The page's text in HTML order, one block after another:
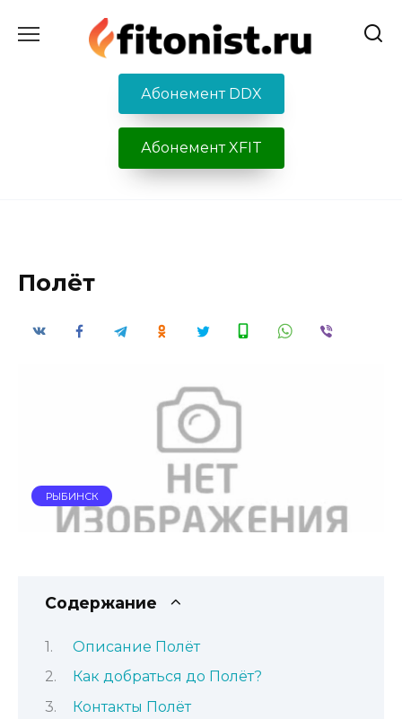
содержанию
Абонемент DDX
Абонемент XFIT
Полёт
РЫБИНСК
Содержание
Описание Полёт
Как добраться до Полёт?
Контакты Полёт